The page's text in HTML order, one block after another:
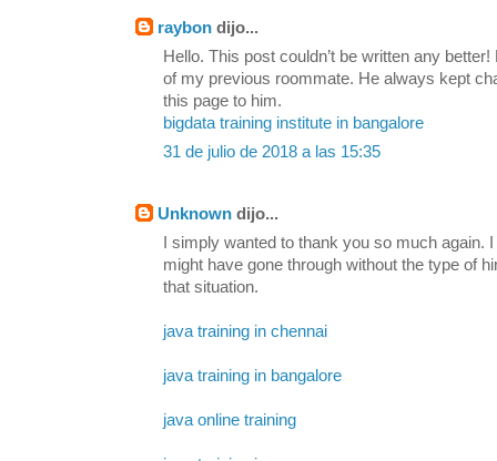
raybon dijo...
Hello. This post couldn’t be written any
of my previous roommate. He always kept
this page to him.
bigdata training institute in bangalore
31 de julio de 2018 a las 15:35
Unknown dijo...
I simply wanted to thank you so much again.
might have gone through without the type of
that situation.
java training in chennai
java training in bangalore
java online training